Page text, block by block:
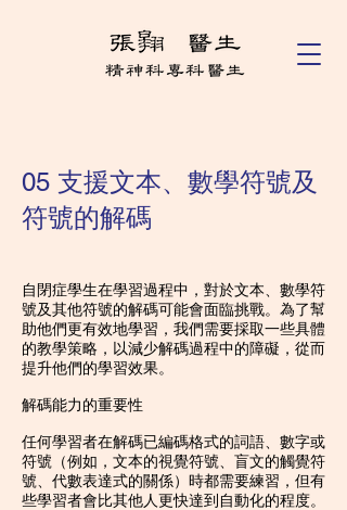
05 支援文本、數學符號及
符號的解碼
自閉症學生在學習過程中，對於文本、數學符
號及其他符號的解碼可能會面臨挑戰。為了幫
助他們更有效地學習，我們需要採取一些具體
的教學策略，以減少解碼過程中的障礙，從而
提升他們的學習效果。
解碼能力的重要性
任何學習者在解碼已編碼格式的詞語、數字或
符號（例如，文本的視覺符號、盲文的觸覺符
號、代數表達式的關係）時都需要練習，但有
些學習者會比其他人更快達到自動化的程度。